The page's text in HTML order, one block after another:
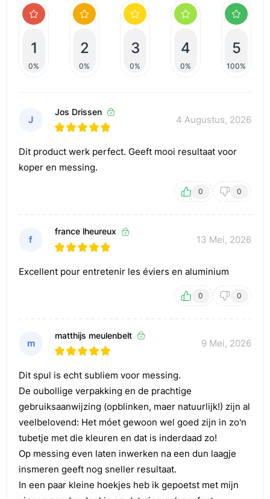
1
0%
2
0%
3
0%
4
0%
5
100%
J
Jos Drissen
4 Augustus, 2026
Dit product werk perfect. Geeft mooi resultaat voor
koper en messing.
0 0
f
france lheureux
13 Mei, 2026
Excellent pour entretenir les éviers en aluminium
0 0
m
matthijs meulenbelt
9 Mei, 2026
Dit spul is echt subliem voor messing.
De oubollige verpakking en de prachtige
gebruiksaanwijzing (opblinken, maer natuurlijk!) zijn al
veelbelovend: Het móet gewoon wel goed zijn in zo'n
tubetje met die kleuren en dat is inderdaad zo!
Op messing even laten inwerken na een dun laagje
insmeren geeft nog sneller resultaat.
In een paar kleine hoekjes heb ik gepoetst met mijn